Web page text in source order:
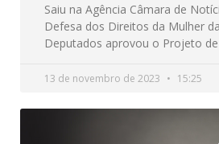
Saiu na Agência Câmara de
Defesa dos Direitos da Mulher
Deputados aprovou o Projeto
13 de novembro de 2023 15:25